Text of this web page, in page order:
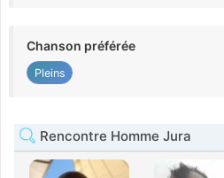
Chanson préférée
Pleins
Rencontre Homme Jura